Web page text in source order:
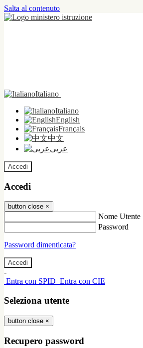
Salta al contenuto
Italiano
Italiano
English
Français
中文
عربى
Accedi
Accedi
button close ×
Nome Utente
Password
Password dimenticata?
-
Entra con SPID Entra con CIE
Seleziona utente
button close ×
Recupero password